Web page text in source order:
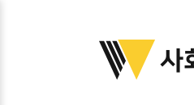
위키트리
사